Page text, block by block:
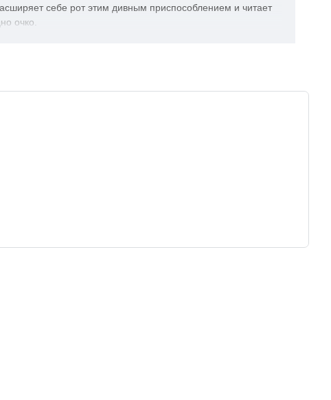
себе рот этим дивным приспособлением и читает
очко.